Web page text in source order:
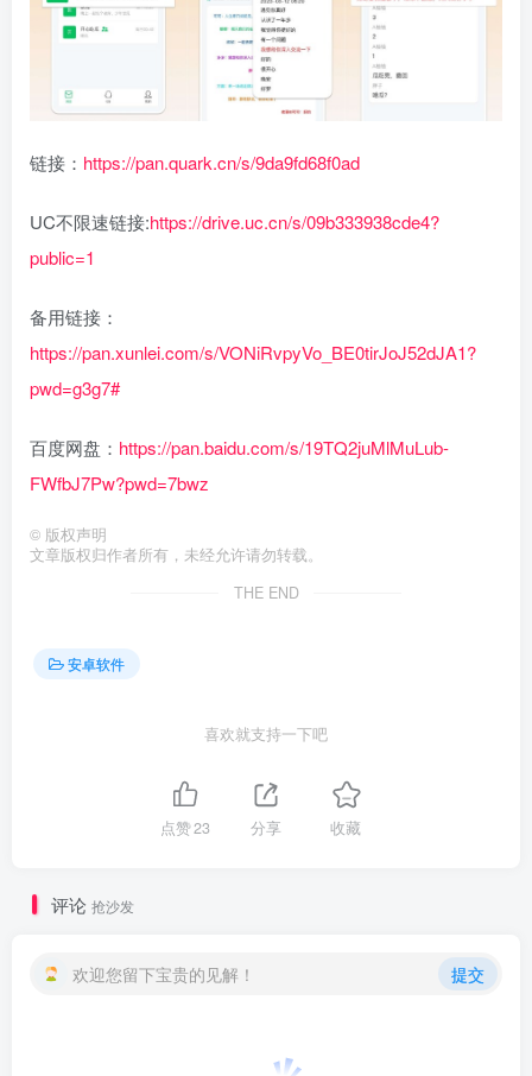
链接： https://pan.quark.cn/s/9da9fd68f0ad
UC不限速链接:https://drive.uc.cn/s/09b333938cde4?
public=1
备用链接：
https://pan.xunlei.com/s/VONiRvpyVo_BE0tirJoJ52dJA1?
pwd=g3g7#
百度网盘： https://pan.baidu.com/s/19TQ2juMlMuLub-
FWfbJ7Pw?pwd=7bwz
© 版权声明
文章版权归作者所有，未经允许请勿转载。
THE END
安卓软件
喜欢就支持一下吧
点赞23 分享 收藏
评论 抢沙发
欢迎您留下宝贵的见解！ 提交